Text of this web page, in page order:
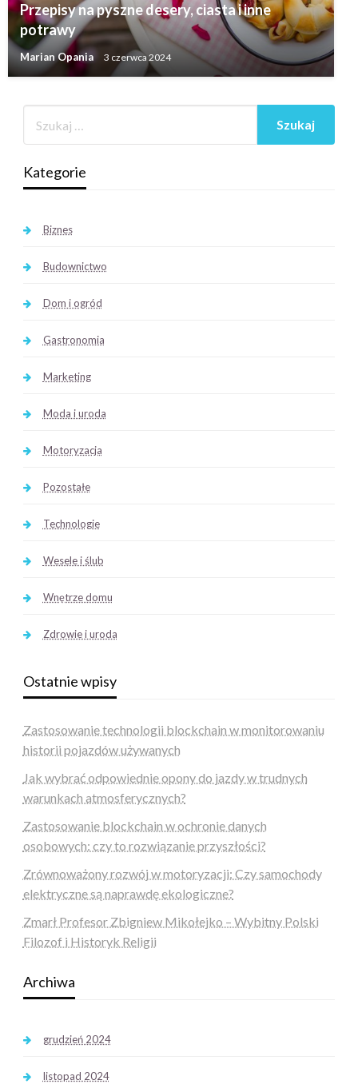
Przepisy na pyszne desery, ciasta i inne
potrawy
Marian Opania 3 czerwca 2024
Kategorie
Biznes
Budownictwo
Dom i ogród
Gastronomia
Marketing
Moda i uroda
Motoryzacja
Pozostałe
Technologie
Wesele i ślub
Wnętrze domu
Zdrowie i uroda
Ostatnie wpisy
Zastosowanie technologii blockchain w monitorowaniu
historii pojazdów używanych
Jak wybrać odpowiednie opony do jazdy w trudnych
warunkach atmosferycznych?
Zastosowanie blockchain w ochronie danych
osobowych: czy to rozwiązanie przyszłości?
Zrównoważony rozwój w motoryzacji: Czy samochody
elektryczne są naprawdę ekologiczne?
Zmarł Profesor Zbigniew Mikołejko – Wybitny Polski
Filozof i Historyk Religii
Archiwa
grudzień 2024
listopad 2024